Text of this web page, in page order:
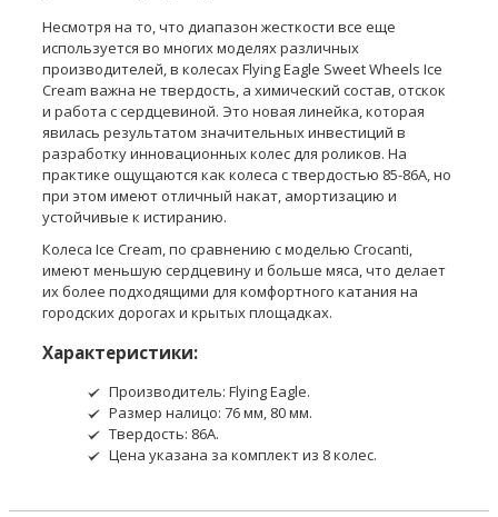
Несмотря на то, что диапазон жесткости все еще
используется во многих моделях различных
производителей, в колесах Flying Eagle Sweet Wheels Ice
Cream важна не твердость, а химический состав, отскок
и работа с сердцевиной. Это новая линейка, которая
явилась результатом значительных инвестиций в
разработку инновационных колес для роликов. На
практике ощущаются как колеса с твердостью 85-86А, но
при этом имеют отличный накат, амортизацию и
устойчивые к истиранию.
Колеса Ice Cream, по сравнению с моделью Crocanti,
имеют меньшую сердцевину и больше мяса, что делает
их более подходящими для комфортного катания на
городских дорогах и крытых площадках.
Характеристики:
Производитель: Flying Eagle.
Размер налицо: 76 мм, 80 мм.
Твердость: 86А.
Цена указана за комплект из 8 колес.